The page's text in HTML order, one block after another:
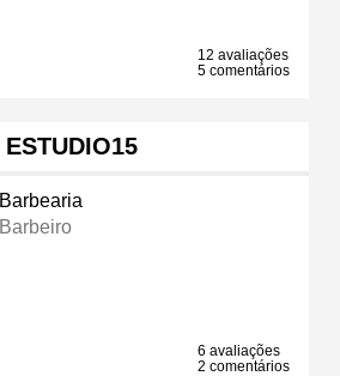
12 avaliações
5 comentários
ESTUDIO15
Barbearia
Barbeiro
6 avaliações
2 comentários